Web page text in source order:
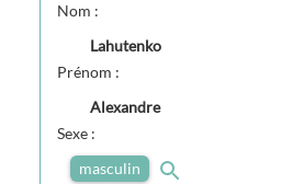
Nom :
Lahutenko
Prénom :
Alexandre
Sexe :
masculin